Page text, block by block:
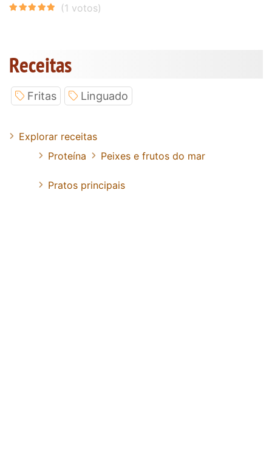
Receitas
Fritas Linguado
Explorar receitas
Proteína
Peixes e frutos do mar
Pratos principais